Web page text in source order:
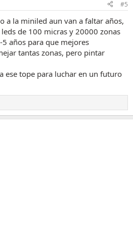
#5
a la miniled aun van a faltar años,
de 100 micras y 20000 zonas
años para que mejores
tantas zonas, pero pintar
ese tope para luchar en un futuro